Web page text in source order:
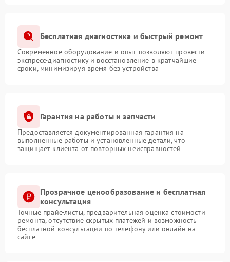
Бесплатная диагностика и быстрый ремонт
Современное оборудование и опыт позволяют провести
экспресс-диагностику и восстановление в кратчайшие
сроки, минимизируя время без устройства
Гарантия на работы и запчасти
Предоставляется документированная гарантия на
выполненные работы и установленные детали, что
защищает клиента от повторных неисправностей
Прозрачное ценообразование и бесплатная
консультация
Точные прайс-листы, предварительная оценка стоимости
ремонта, отсутствие скрытых платежей и возможность
бесплатной консультации по телефону или онлайн на
сайте